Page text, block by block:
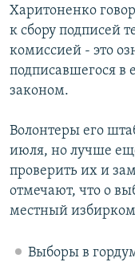
Харитоненко
к сбору подписей
комиссией - это
подписавшегося
законом.
Волонтеры его
июля, но лучше
проверить их и
отмечают, что о
местный
Выборы в